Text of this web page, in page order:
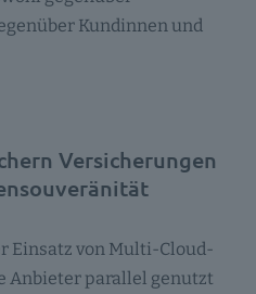
Kundinnen und
Versicherungen
Einsatz von Multi-Cloud-
Anbieter parallel genutzt